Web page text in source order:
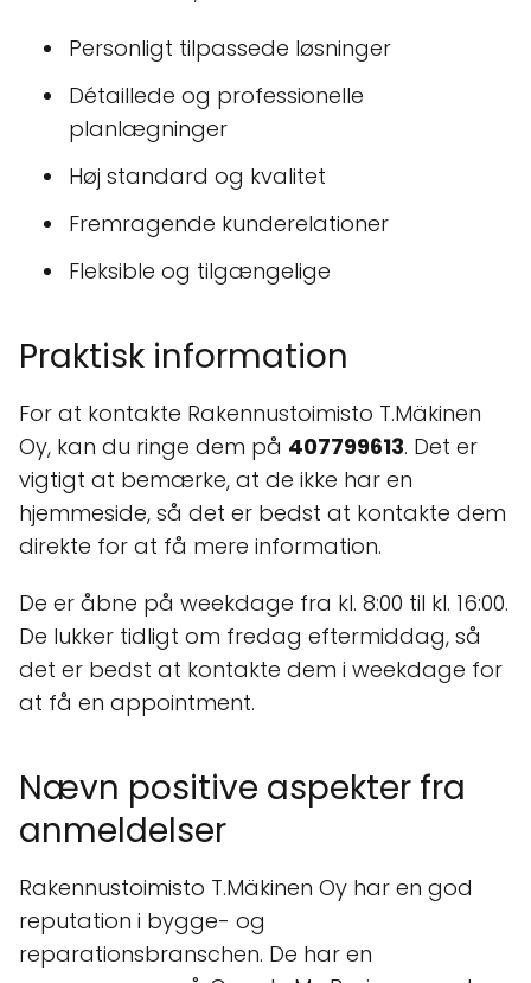
Personligt tilpassede løsninger
Détaillede og professionelle
planlægninger
Høj standard og kvalitet
Fremragende kunderelationer
Fleksible og tilgængelige
Praktisk information
For at kontakte Rakennustoimisto T.Mäkinen
Oy, kan du ringe dem på 407799613. Det er
vigtigt at bemærke, at de ikke har en
hjemmeside, så det er bedst at kontakte dem
direkte for at få mere information.
De er åbne på weekdage fra kl. 8:00 til kl. 16:00.
De lukker tidligt om fredag eftermiddag, så
det er bedst at kontakte dem i weekdage for
at få en appointment.
Nævn positive aspekter fra
anmeldelser
Rakennustoimisto T.Mäkinen Oy har en god
reputation i bygge- og
reparationsbranschen. De har en